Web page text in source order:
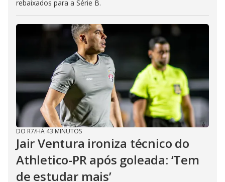
rebaixados para a Série B.
DO R7/HÁ 43 MINUTOS
Jair Ventura ironiza técnico do
Athletico-PR após goleada: ‘Tem
de estudar mais’